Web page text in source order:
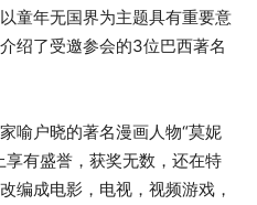
童年无国界为主题具有重要意
绍了受邀参会的3位巴西著名
喻户晓的著名漫画人物“莫妮
有盛誉，获奖无数，还在特
编成电影，电视，视频游戏，